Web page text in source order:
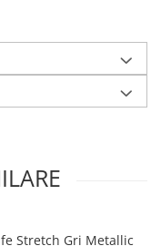
Stretch Gri Metallic